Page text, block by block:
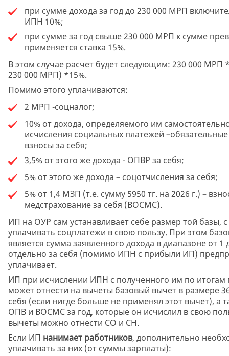
при сумме дохода за год до 230 000 МРП
ИПН 10%;
при сумме за год свыше 230 000 МРП к сумме
применяется ставка 15%.
В этом случае расчет будет следующим: 230 000 МРП
230 000 МРП) *15%.
Помимо этого уплачиваются:
2 МРП -соцналог;
10% от дохода, определяемого им
исчисления социальных платежей
взносы за себя;
3,5% от этого же дохода - ОПВР за себя;
5% от этого же дохода – соцотчисления за себя;
5% от 1,4 МЗП (т.е. сумму 5950 тг. на 2026 г.) –
медстрахование за себя (ВОСМС).
ИП на ОУР сам устанавливает себе размер той базы,
уплачивать соцплатежи в свою пользу. При этом
является сумма заявленного дохода в диапазоне от
отдельно за себя (помимо ИПН с прибыли ИП)
уплачивает.
ИП при исчислении ИПН с полученного им по итогам
может отнести на вычеты базовый вычет в размере
себя (если нигде больше не применял этот вычет), а
ОПВ и ВОСМС за год, которые он исчислил в свою
вычеты можно отнести СО и СН.
Если ИП нанимает работников, дополнительно
уплачивать за них (от суммы зарплаты):